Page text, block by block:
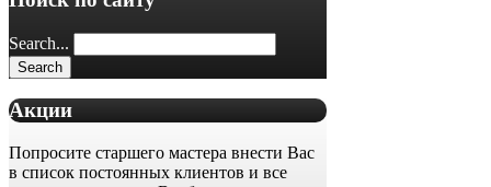
Search...
Акции
Попросите старшего мастера внести Вас
в список постоянных клиентов и все